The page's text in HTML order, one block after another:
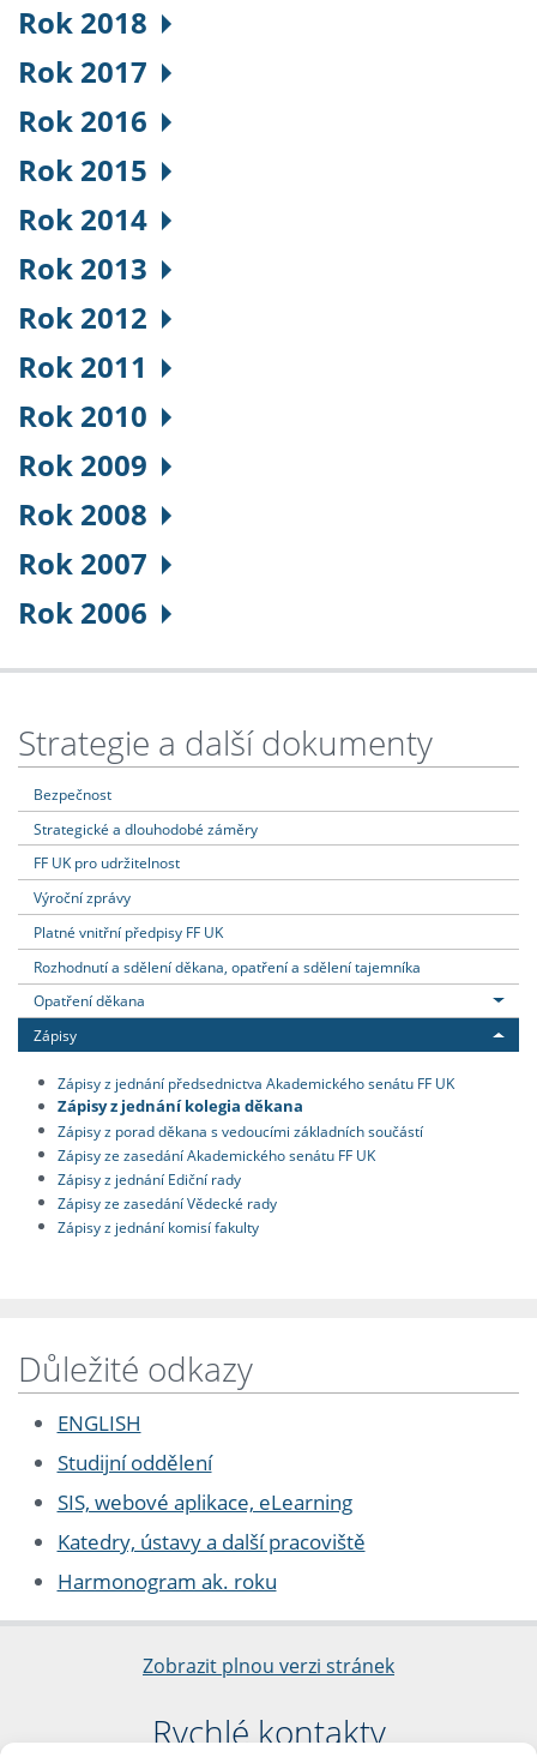
Rok 2018
Rok 2017
Rok 2016
Rok 2015
Rok 2014
Rok 2013
Rok 2012
Rok 2011
Rok 2010
Rok 2009
Rok 2008
Rok 2007
Rok 2006
Strategie a další dokumenty
Bezpečnost
Strategické a dlouhodobé záměry
FF UK pro udržitelnost
Výroční zprávy
Platné vnitřní předpisy FF UK
Rozhodnutí a sdělení děkana, opatření a sdělení tajemníka
Opatření děkana
Zápisy
Zápisy z jednání předsednictva Akademického senátu FF UK
Zápisy z jednání kolegia děkana
Zápisy z porad děkana s vedoucími základních součástí
Zápisy ze zasedání Akademického senátu FF UK
Zápisy z jednání Ediční rady
Zápisy ze zasedání Vědecké rady
Zápisy z jednání komisí fakulty
Důležité odkazy
ENGLISH
Studijní oddělení
SIS, webové aplikace, eLearning
Katedry, ústavy a další pracoviště
Harmonogram ak. roku
Zobrazit plnou verzi stránek
Rychlé kontakty